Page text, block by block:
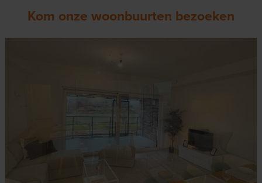
Kom onze woonbuurten bezoeken